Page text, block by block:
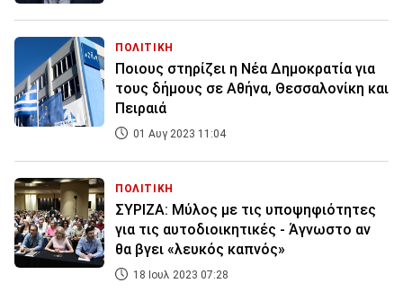
ΠΟΛΙΤΙΚΗ
Ποιους στηρίζει η Νέα Δημοκρατία για
τους δήμους σε Αθήνα, Θεσσαλονίκη και
Πειραιά
01 Αυγ 2023 11:04
ΠΟΛΙΤΙΚΗ
ΣΥΡΙΖΑ: Μύλος με τις υποψηφιότητες
για τις αυτοδιοικητικές - Άγνωστο αν
θα βγει «λευκός καπνός»
18 Ιουλ 2023 07:28